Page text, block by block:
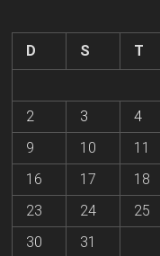
D
S T
2
3 4
9
10 11
16
17 18
23
24 25
30
31